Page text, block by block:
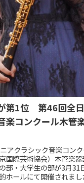
第1位 第46回全
楽コンクール木管
アクラシック音楽コンク
際芸術協会）木管楽器
部・大学生の部が3月31
ホールにて開催されま